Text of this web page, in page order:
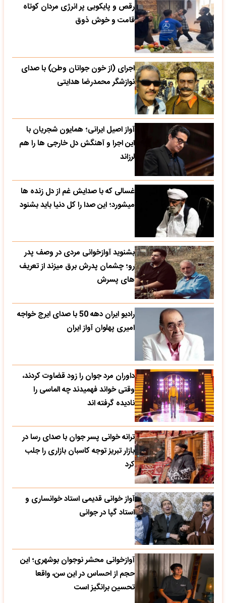
رقص و پایکوبی پر انرژی مردان کوتاه
قامت و خوش ذوق
اجرای (از خون جوانان وطن) با صدای
نوازشگر محمدرضا هدایتی
آواز اصیل ایرانی؛ همایون شجریان با
این اجرا و آهنگش دل خارجی ها را هم
لرزاند
غسالی که با صدایش غم از دل زنده ها
میشورد؛ این صدا را کل دنیا باید بشنود
بشنوید آوازخوانی مردی در وصف پدر
رو؛ چشمان پدرش برق میزند از تعریف
های پسرش
رادیو ایران دهه 50 با صدای ایرج خواجه
امیری پهلوان آواز ایران
داوران مرد جوان را زود قضاوت کردند،
وقتی خواند فهمیدند چه الماسی را
نادیده گرفته اند
ترانه خوانی پسر جوان با صدای رسا در
بازار تبریز توجه کاسبان بازاری را جلب
کرد
آواز خوانی قدیمی استاد خوانساری و
استاد گپا در جوانی
آوازخوانی محشر نوجوان بوشهری؛ این
حجم از احساس در این سن، واقعا
تحسین‌ برانگیز است